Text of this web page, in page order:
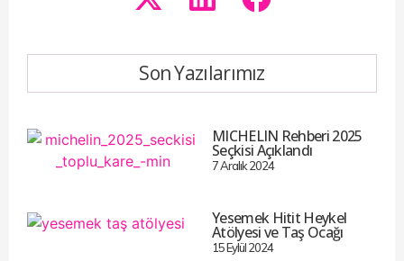
Son Yazılarımız
MICHELIN Rehberi 2025
Seçkisi Açıklandı
7 Aralık 2024
Yesemek Hitit Heykel
Atölyesi ve Taş Ocağı
15 Eylül 2024